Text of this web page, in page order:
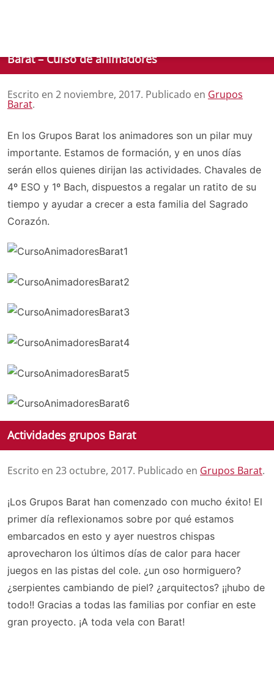
Barat – Curso de animadores
Escrito en 2 noviembre, 2017. Publicado en Grupos
Barat.
En los Grupos Barat los animadores son un pilar muy
importante. Estamos de formación, y en unos días
serán ellos quienes dirijan las actividades. Chavales de
4º ESO y 1º Bach, dispuestos a regalar un ratito de su
tiempo y ayudar a crecer a esta familia del Sagrado
Corazón.
Actividades grupos Barat
Escrito en 23 octubre, 2017. Publicado en Grupos Barat.
¡Los Grupos Barat han comenzado con mucho éxito! El
primer día reflexionamos sobre por qué estamos
embarcados en esto y ayer nuestros chispas
aprovecharon los últimos días de calor para hacer
juegos en las pistas del cole. ¿un oso hormiguero?
¿serpientes cambiando de piel? ¿arquitectos? ¡¡hubo de
todo!! Gracias a todas las familias por confiar en este
gran proyecto. ¡A toda vela con Barat!